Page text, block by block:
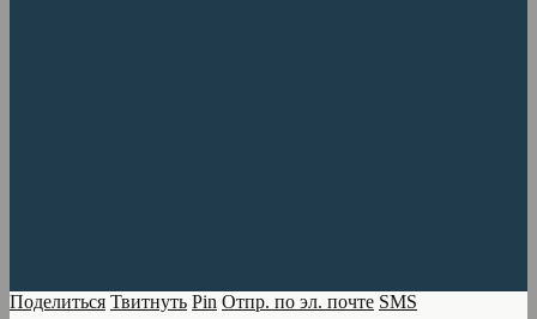
Поделиться Твитнуть Pin Отпр. по эл. почте SMS